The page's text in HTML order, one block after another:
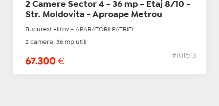
2 Camere Sector 4 - 36 mp - Etaj 8/10 -
Str. Moldovita - Aproape Metrou
Bucuresti-Ilfov - APARATORII PATRIEI
2 camere, 36 mp utili
67.300 €
#101513